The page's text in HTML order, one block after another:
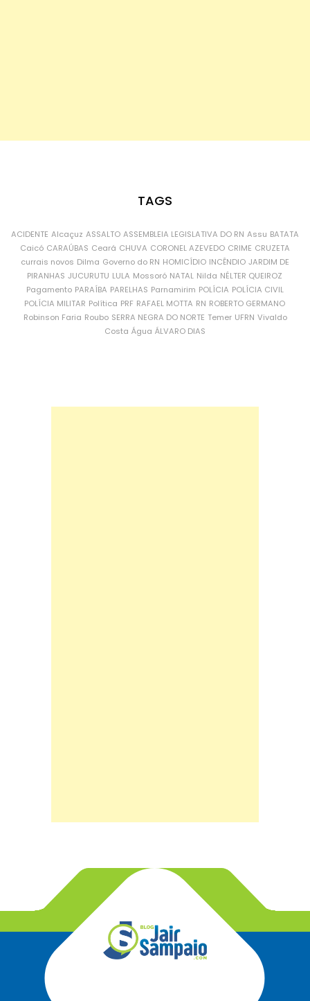
TAGS
ACIDENTE Alcaçuz ASSALTO ASSEMBLEIA LEGISLATIVA DO RN Assu BATATA
Caicó CARAÚBAS Ceará CHUVA CORONEL AZEVEDO CRIME CRUZETA
currais novos Dilma Governo do RN HOMICÍDIO INCÊNDIO JARDIM DE
PIRANHAS JUCURUTU LULA Mossoró NATAL Nilda NÉLTER QUEIROZ
Pagamento PARAÍBA PARELHAS Parnamirim POLÍCIA POLÍCIA CIVIL
POLÍCIA MILITAR Política PRF RAFAEL MOTTA RN ROBERTO GERMANO
Robinson Faria Roubo SERRA NEGRA DO NORTE Temer UFRN Vivaldo
Costa Água ÁLVARO DIAS